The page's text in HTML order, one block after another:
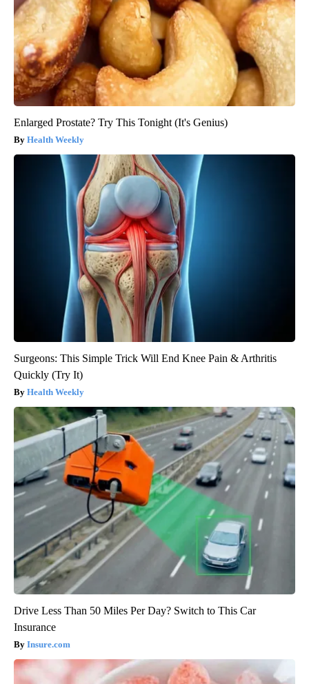
Enlarged Prostate? Try This Tonight (It's Genius)
Health Weekly
Surgeons: This Simple Trick Will End Knee Pain & Arthritis
Quickly (Try It)
Health Weekly
Drive Less Than 50 Miles Per Day? Switch to This Car
Insurance
Insure.com